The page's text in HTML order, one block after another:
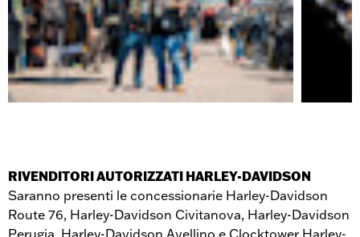
RIVENDITORI AUTORIZZATI HARLEY-DAVIDSON
Saranno presenti le concessionarie Harley-Davidson
Route 76, Harley-Davidson Civitanova, Harley-Davidson